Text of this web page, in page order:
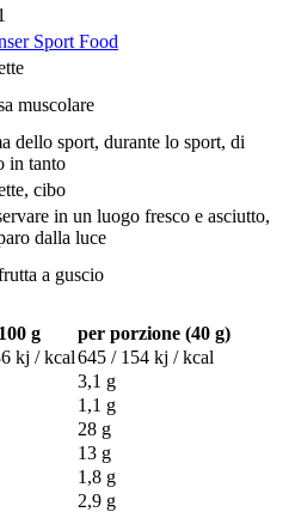
Sport Food
muscolare
dello sport, durante lo sport, di
in tanto
cibo
in un luogo fresco e asciutto,
dalla luce
a guscio
g
per porzione (40 g)
kj / kcal645 / 154 kj / kcal
3,1 g
1,1 g
28 g
13 g
1,8 g
2,9 g